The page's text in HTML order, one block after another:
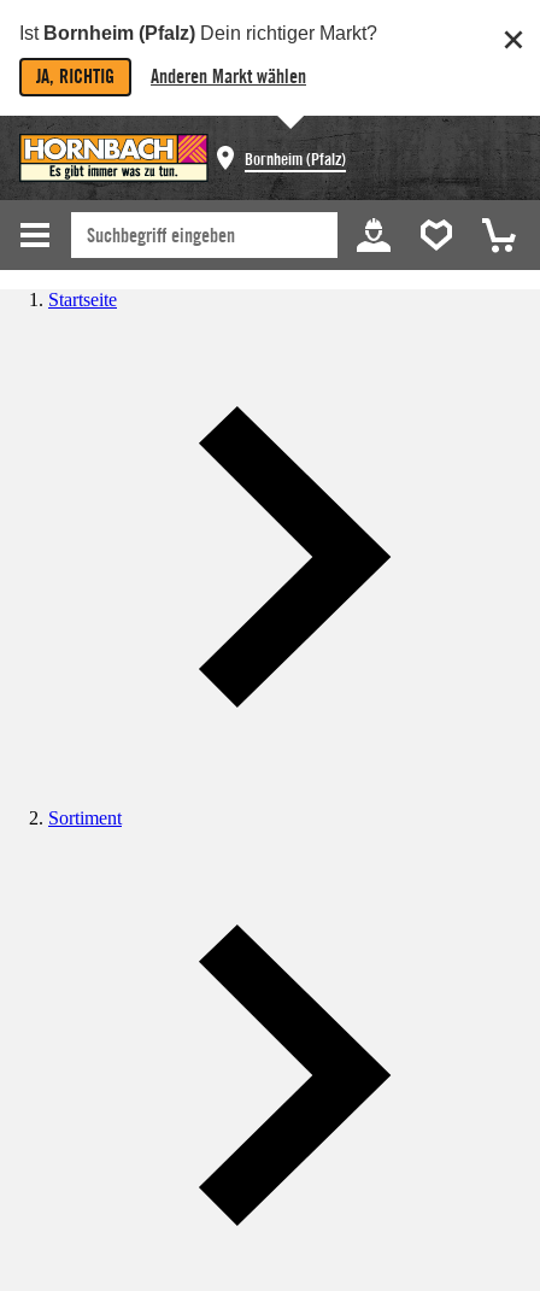
Ist Bornheim (Pfalz) Dein richtiger Markt?
JA, RICHTIG Anderen Markt wählen
Bornheim (Pfalz)
Startseite
Sortiment